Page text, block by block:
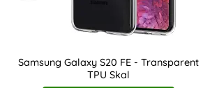
Samsung Galaxy S20 FE - Transparent
TPU Skal